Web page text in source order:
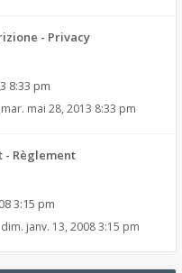
- Privacy
8:33 pm
mar. mai 28, 2013 8:33 pm
- Règlement
3:15 pm
dim. janv. 13, 2008 3:15 pm